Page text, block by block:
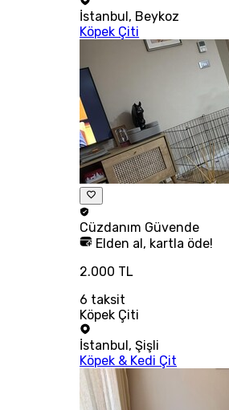
İstanbul, Beykoz
Köpek Çiti
Cüzdanım Güvende
Elden al, kartla öde!
2.000 TL
6 taksit
Köpek Çiti
İstanbul ,Şişli
Köpek & Kedi Çit